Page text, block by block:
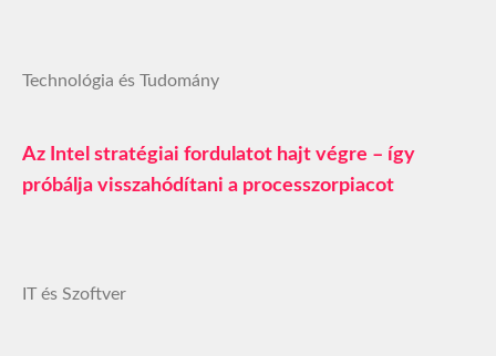
Technológia és Tudomány
Az Intel stratégiai fordulatot hajt végre – így
próbálja visszahódítani a processzorpiacot
IT és Szoftver